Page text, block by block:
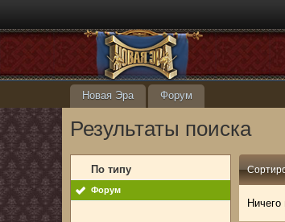
Новая Эра Форум
Результаты поиска
По типу
Форум
Ничего